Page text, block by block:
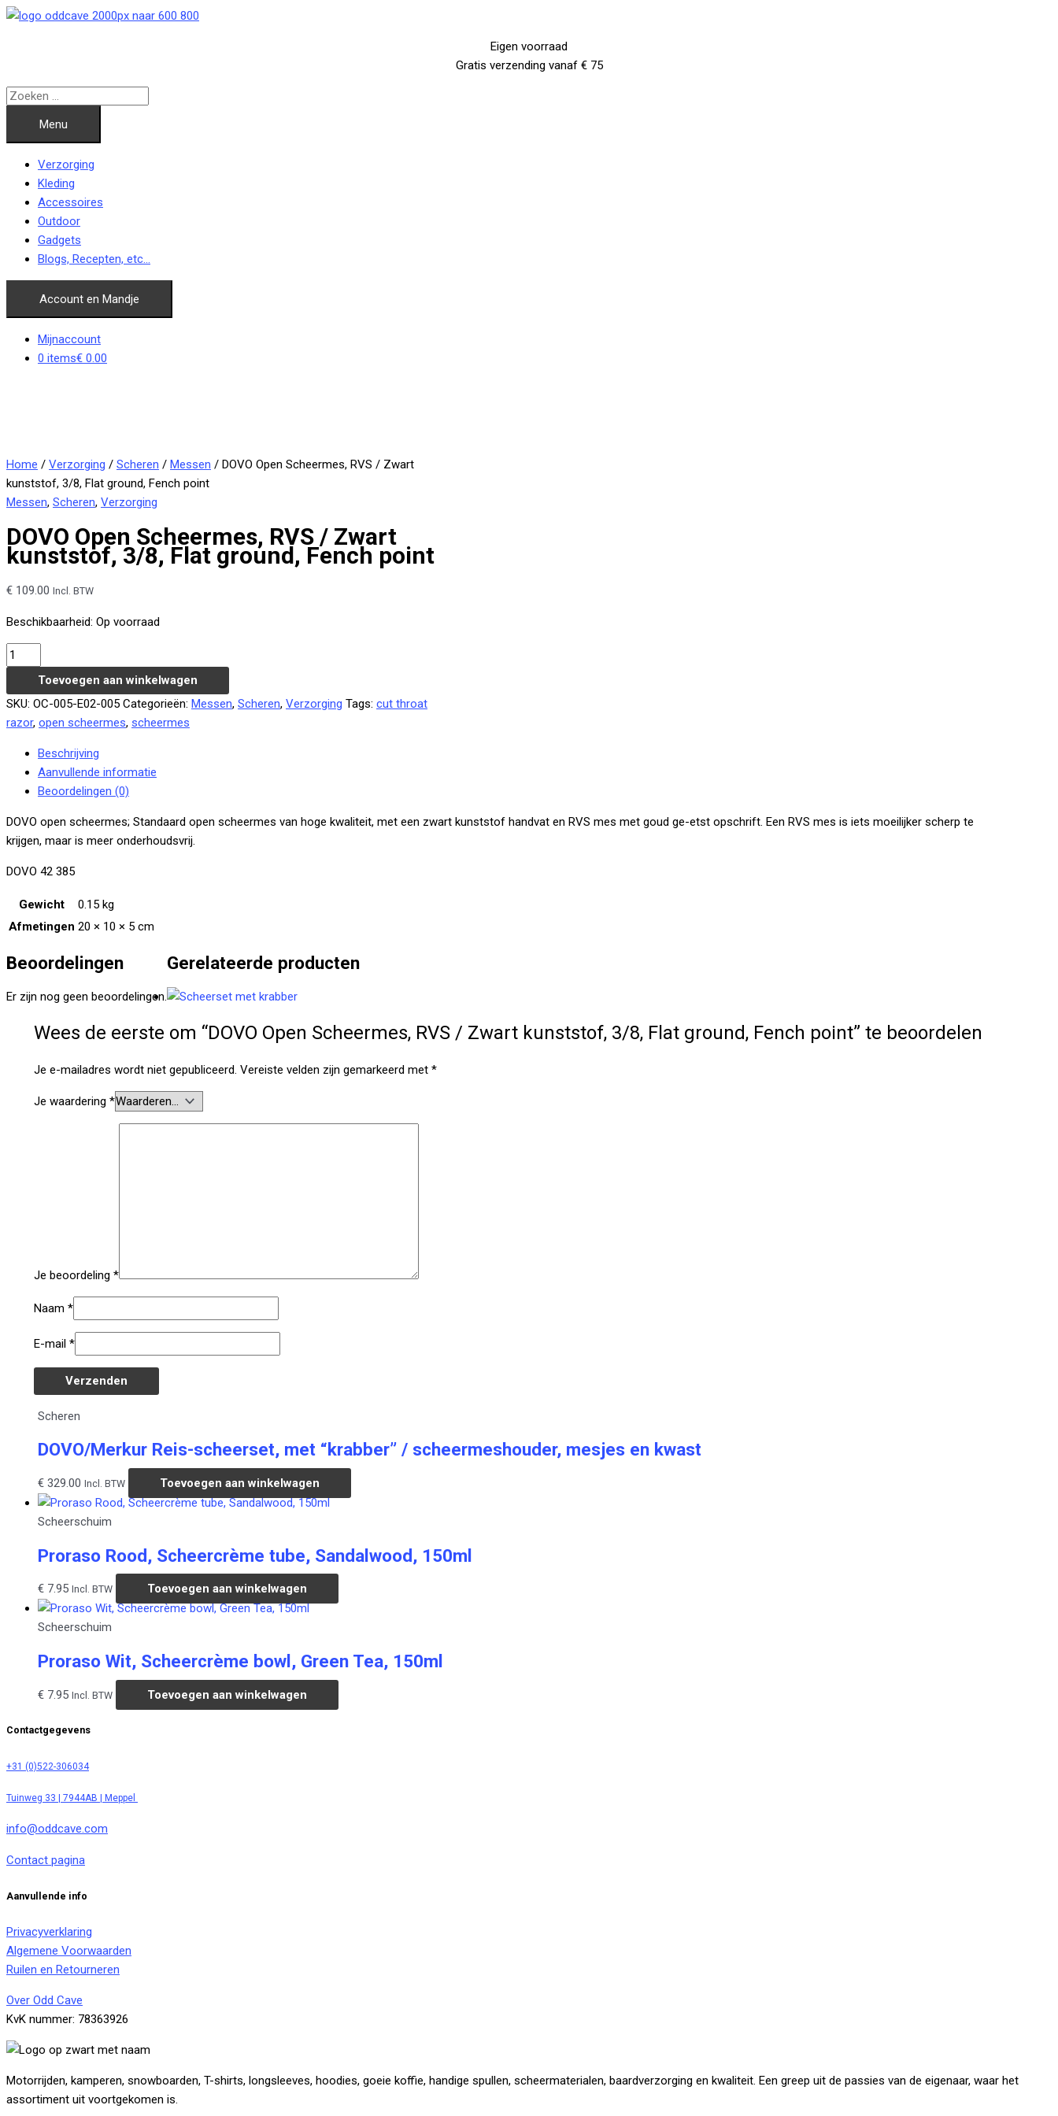
Ga
Eigen voorraad
Gratis verzending vanaf € 75
Menu
Verzorging
Kleding
Accessoires
Outdoor
Gadgets
Blogs, Recepten, etc…
Account en Mandje
Mijnaccount
0 items€ 0.00
Home / Verzorging / Scheren / Messen / DOVO Open Scheermes, RVS / Zwart
kunststof, 3/8, Flat ground, Fench point
Messen, Scheren, Verzorging
DOVO Open Scheermes, RVS / Zwart
kunststof, 3/8, Flat ground, Fench point
€ 109.00 Incl. BTW
Beschikbaarheid: Op voorraad
DOVO
Open
Scheermes,
RVS
/
kunststof,
ground,
Fench
aantal
Toevoegen aan winkelwagen
SKU: OC-005-E02-005 Categorieën: Messen, Scheren, Verzorging Tags: cut throat
razor, open scheermes, scheermes
Beschrijving
Aanvullende informatie
Beoordelingen (0)
DOVO open scheermes; Standaard open scheermes van hoge kwaliteit, met een zwart kunststof handvat en RVS mes met goud ge-etst opschrift. Een RVS mes is iets moeilijker scherp te
krijgen, maar is meer onderhoudsvrij.
DOVO 42 385
Gewicht
0.15 kg
Afmetingen 20 × 10 × 5 cm
Beoordelingen
Er zijn nog geen beoordelingen.
Wees de eerste om “DOVO Open Scheermes, RVS / Zwart kunststof, 3/8, Flat ground, Fench point” te beoordelen
Je e-mailadres wordt niet gepubliceerd. Vereiste velden zijn gemarkeerd met *
Je waardering *
Je beoordeling *
Naam *
E-mail *
Gerelateerde producten
Scheren
DOVO/Merkur Reis-scheerset, met “krabber” / scheermeshouder, mesjes en kwast
€ 329.00 Incl. BTW Toevoegen aan winkelwagen
Scheerschuim
Proraso Rood, Scheercrème tube, Sandalwood, 150ml
€ 7.95 Incl. BTW Toevoegen aan winkelwagen
Scheerschuim
Proraso Wit, Scheercrème bowl, Green Tea, 150ml
€ 7.95 Incl. BTW Toevoegen aan winkelwagen
Contactgegevens
+31 (0)522-306034
Tuinweg 33 | 7944AB | Meppel
info@oddcave.com
Contact pagina
Aanvullende info
Privacyverklaring
Algemene Voorwaarden
Ruilen en Retourneren
Over Odd Cave
KvK nummer: 78363926
Motorrijden, kamperen, snowboarden, T-shirts, longsleeves, hoodies, goeie koffie, handige spullen, scheermaterialen, baardverzorging en kwaliteit. Een greep uit de passies van de eigenaar, waar het
assortiment uit voortgekomen is.